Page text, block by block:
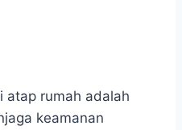
atap rumah adalah
keamanan